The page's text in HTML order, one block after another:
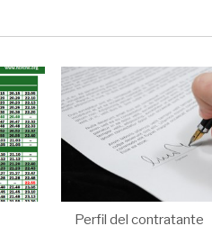
Perfil del contratante